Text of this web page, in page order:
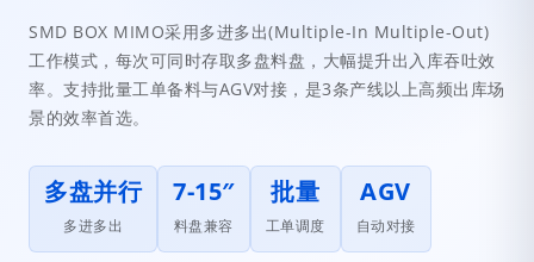
SMD BOX MIMO采用多进多出(Multiple-In Multiple-Out)
工作模式，每次可同时存取多盘料盘，大幅提升出入库吞吐效
率。支持批量工单备料与AGV对接，是3条产线以上高频出库场
景的效率首选。
多盘并行
多进多出
7-15″
料盘兼容
批量
工单调度
AGV
自动对接